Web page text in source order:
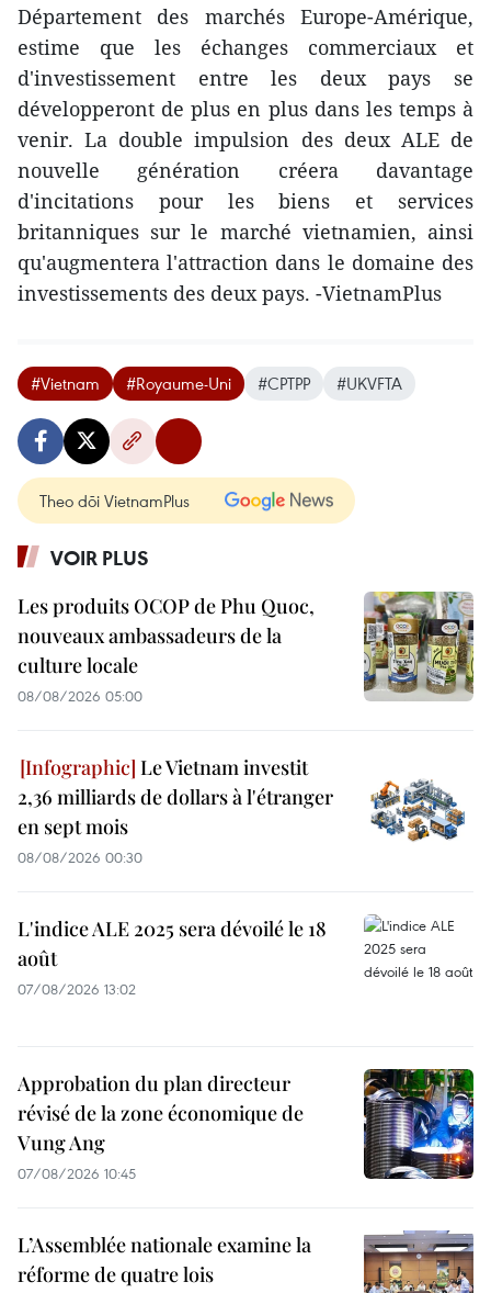
Département des marchés Europe-Amérique,
estime que les échanges commerciaux et
d'investissement entre les deux pays se
développeront de plus en plus dans les temps à
venir. La double impulsion des deux ALE de
nouvelle génération créera davantage
d'incitations pour les biens et services
britanniques sur le marché vietnamien, ainsi
qu'augmentera l'attraction dans le domaine des
investissements des deux pays. -VietnamPlus
#Vietnam #Royaume-Uni #CPTPP #UKVFTA
Theo dõi VietnamPlus
VOIR PLUS
Les produits OCOP de Phu Quoc,
nouveaux ambassadeurs de la
culture locale
08/08/2026 05:00
Le Vietnam investit
2,36 milliards de dollars à l'étranger
en sept mois
08/08/2026 00:30
L'indice ALE 2025 sera dévoilé le 18
août
07/08/2026 13:02
Approbation du plan directeur
révisé de la zone économique de
Vung Ang
07/08/2026 10:45
L’Assemblée nationale examine la
réforme de quatre lois